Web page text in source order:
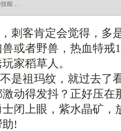
能，.
刺客肯定会觉得，多
或者野兽，热血特戒
家稻草人。
是祖玛纹，就过去了
动得发抖？正好压在
闭上眼，紫水晶矿，
!